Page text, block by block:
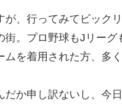
、行ってみてビック
。プロ野球もJリー
を着用された方、多く
か申し訳ないし、今